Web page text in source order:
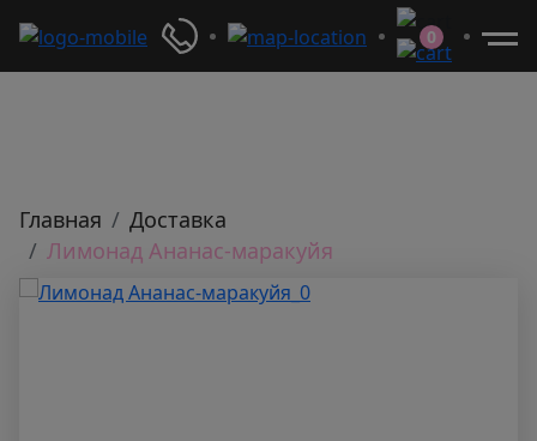
0
Главная
Доставка
Лимонад Ананас-маракуйя